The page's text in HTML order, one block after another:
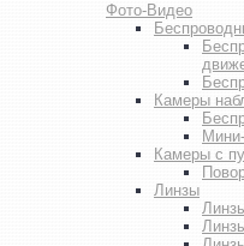
Фото-Видео
Камеры
Камеры с
Линзы